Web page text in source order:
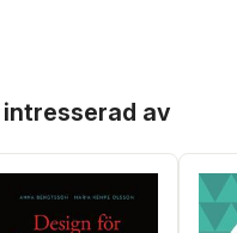
intresserad av